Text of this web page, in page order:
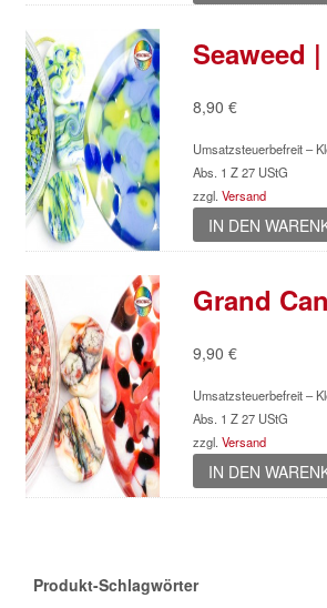
Seaweed
8,90 €
Umsatzsteuerbefreit –
Abs. 1 Z 27 UStG
zzgl. Versand
IN DEN
Grand
9,90 €
Umsatzsteuerbefreit –
Abs. 1 Z 27 UStG
zzgl. Versand
IN DEN
Produkt-Schlagwörter